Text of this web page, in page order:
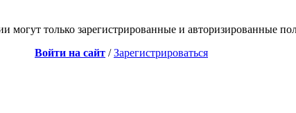
могут только зарегистрированные и авторизированные
Войти на сайт /Зарегистрироваться